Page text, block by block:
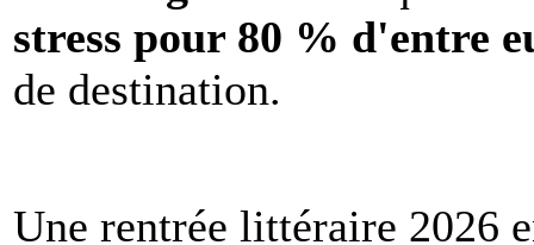
stress pour 80 % d'entre
de destination.
Une rentrée littéraire 2026